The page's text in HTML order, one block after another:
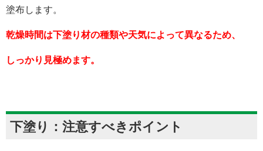
塗布します。
乾燥時間は下塗り材の種類や天気によって異なるため、
しっかり見極めます。
下塗り：注意すべきポイント